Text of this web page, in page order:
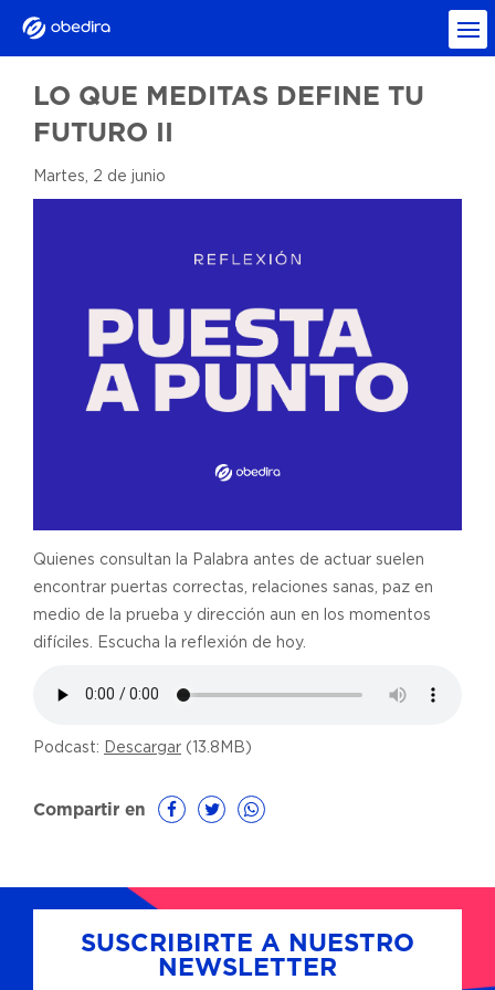
LO QUE MEDITAS DEFINE TU
FUTURO II
Martes, 2 de junio
Quienes consultan la Palabra antes de actuar suelen
encontrar puertas correctas, relaciones sanas, paz en
medio de la prueba y dirección aun en los momentos
difíciles. Escucha la reflexión de hoy.
Podcast: Descargar (13.8MB)
Compartir en
SUSCRIBIRTE A NUESTRO
NEWSLETTER